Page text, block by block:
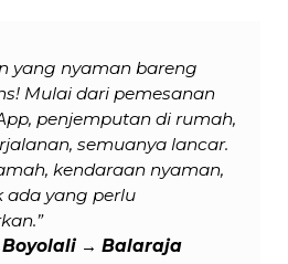
yang nyaman bareng
Mulai dari pemesanan
penjemputan di rumah,
semuanya lancar.
kendaraan nyaman,
ada yang perlu
Boyolali → Balaraja